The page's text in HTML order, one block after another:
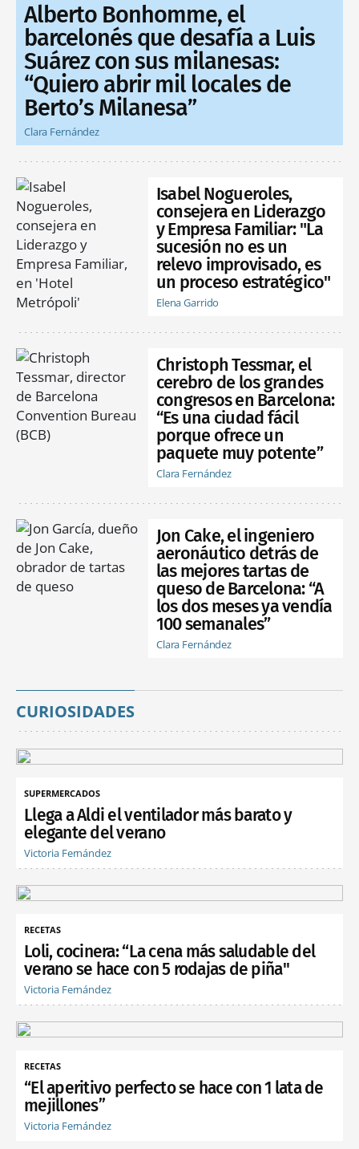
Alberto Bonhomme, el
barcelonés que desafía a Luis
Suárez con sus milanesas:
“Quiero abrir mil locales de
Berto’s Milanesa”
Clara Fernández
Isabel Nogueroles,
consejera en Liderazgo
y Empresa Familiar: "La
sucesión no es un
relevo improvisado, es
un proceso estratégico"
Elena Garrido
Christoph Tessmar, el
cerebro de los grandes
congresos en Barcelona:
“Es una ciudad fácil
porque ofrece un
paquete muy potente”
Clara Fernández
Jon Cake, el ingeniero
aeronáutico detrás de
las mejores tartas de
queso de Barcelona: “A
los dos meses ya vendía
100 semanales”
Clara Fernández
CURIOSIDADES
SUPERMERCADOS
Llega a Aldi el ventilador más barato y
elegante del verano
Victoria Fernández
RECETAS
Loli, cocinera: “La cena más saludable del
verano se hace con 5 rodajas de piña"
Victoria Fernández
RECETAS
“El aperitivo perfecto se hace con 1 lata de
mejillones”
Victoria Fernández